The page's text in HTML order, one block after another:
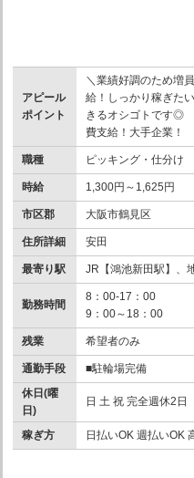
アピール
ポイント
＼業績好調のため増
給！しっかり稼ぎた
きるオシゴトです◎
費支給！大手企業！
職種 ピッキング・仕分け
時給 1,300円～1,625円
市区郡 大阪市鶴見区
住所詳細 安田
最寄り駅 JR【鴻池新田駅】、
勤務時間
8：00-17：00
9：00～18：00
残業 希望者のみ
通勤手段
■駐輪場完備
休日(曜
日)
日 土 祝 完全週休2日
稼ぎ方 日払いOK 週払いOK